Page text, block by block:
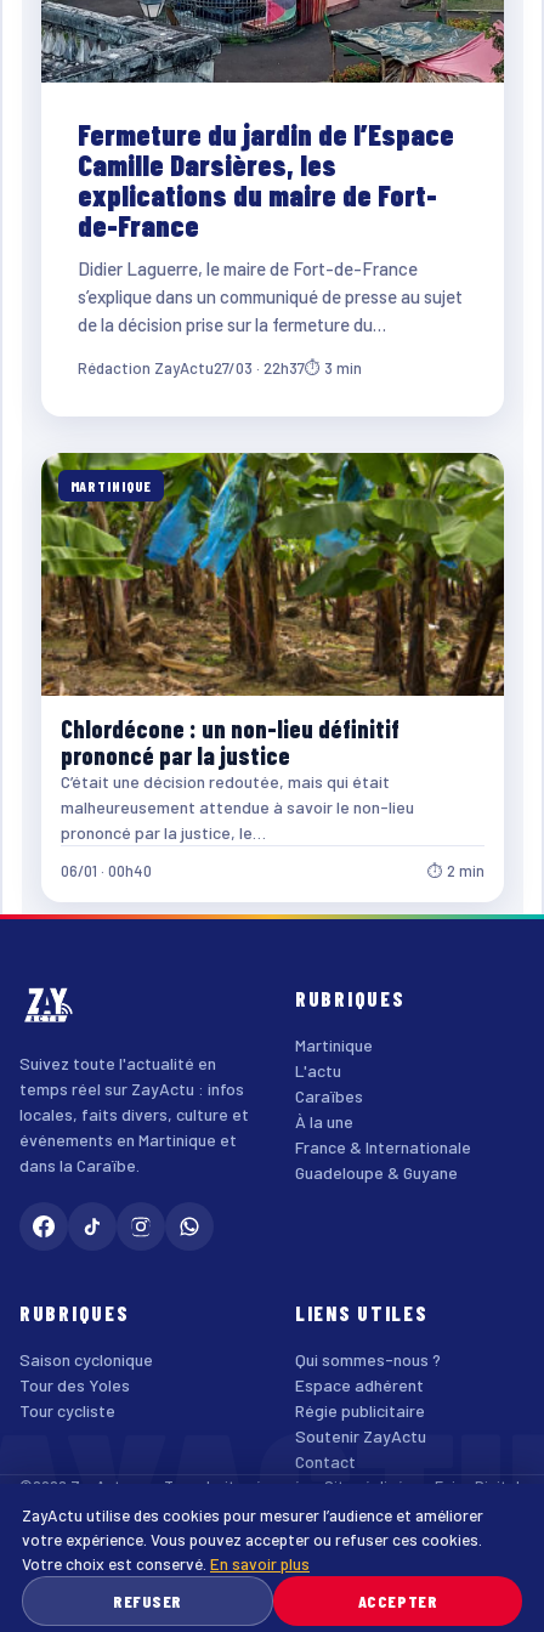
Fermeture du jardin de l’Espace
Camille Darsières, les
explications du maire de Fort-
de-France
Didier Laguerre, le maire de Fort-de-France
s’explique dans un communiqué de presse au sujet
de la décision prise sur la fermeture du…
Rédaction ZayActu27/03 · 22h37⏱ 3 min
MARTINIQUE
Chlordécone : un non-lieu définitif
prononcé par la justice
C’était une décision redoutée, mais qui était
malheureusement attendue à savoir le non-lieu
prononcé par la justice, le…
06/01 · 00h40 ⏱ 2 min
Suivez toute l'actualité en
temps réel sur ZayActu : infos
locales, faits divers, culture et
événements en Martinique et
dans la Caraïbe.
RUBRIQUES
Martinique
L'actu
Caraïbes
À la une
France & Internationale
Guadeloupe & Guyane
RUBRIQUES
Saison cyclonique
Tour des Yoles
Tour cycliste
LIENS UTILES
Qui sommes-nous ?
Espace adhérent
Régie publicitaire
Soutenir ZayActu
Contact
©2026 ZayActu.org. Tous droits réservés. · Site réalisé par Enjoy Digital
Agency
Mentions légales
Confidentialité Cookies Accessibilité
ZayActu utilise des cookies pour mesurer l’audience et améliorer
votre expérience. Vous pouvez accepter ou refuser ces cookies.
Votre choix est conservé. En savoir plus
REFUSER
ACCEPTER